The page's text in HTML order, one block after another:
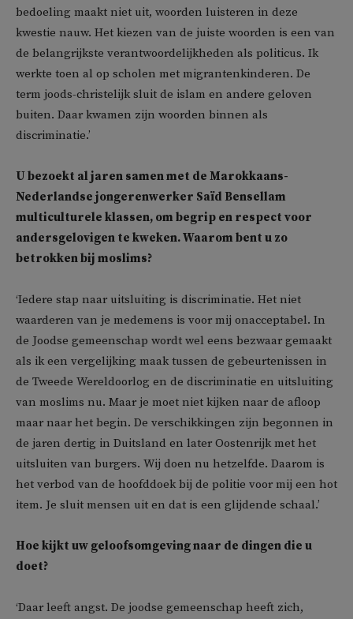
bedoeling maakt niet uit, woorden luisteren in deze
kwestie nauw. Het kiezen van de juiste woorden is een van
de belangrijkste verantwoordelijkheden als politicus. Ik
werkte toen al op scholen met migrantenkinderen. De
term joods-christelijk sluit de islam en andere geloven
buiten. Daar kwamen zijn woorden binnen als
discriminatie.’
U bezoekt al jaren samen met de Marokkaans-
Nederlandse jongerenwerker Saïd Bensellam
multiculturele klassen, om begrip en respect voor
andersgelovigen te kweken. Waarom bent u zo
betrokken bij moslims?
‘Iedere stap naar uitsluiting is discriminatie. Het niet
waarderen van je medemens is voor mij onacceptabel. In
de Joodse gemeenschap wordt wel eens bezwaar gemaakt
als ik een vergelijking maak tussen de gebeurtenissen in
de Tweede Wereldoorlog en de discriminatie en uitsluiting
van moslims nu. Maar je moet niet kijken naar de afloop
maar naar het begin. De verschikkingen zijn begonnen in
de jaren dertig in Duitsland en later Oostenrijk met het
uitsluiten van burgers. Wij doen nu hetzelfde. Daarom is
het verbod van de hoofddoek bij de politie voor mij een hot
item. Je sluit mensen uit en dat is een glijdende schaal.’
Hoe kijkt uw geloofsomgeving naar de dingen die u
doet?
‘Daar leeft angst. De joodse gemeenschap heeft zich,